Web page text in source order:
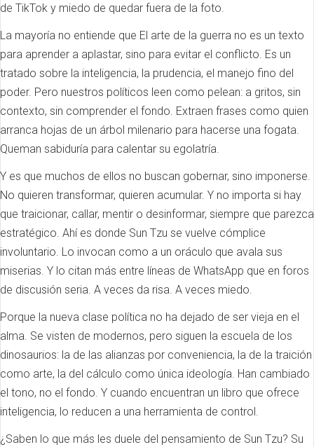
de TikTok y miedo de quedar fuera de la foto.
La mayoría no entiende que El arte de la guerra no es un texto
para aprender a aplastar, sino para evitar el conflicto. Es un
tratado sobre la inteligencia, la prudencia, el manejo fino del
poder. Pero nuestros políticos leen como pelean: a gritos, sin
contexto, sin comprender el fondo. Extraen frases como quien
arranca hojas de un árbol milenario para hacerse una fogata.
Queman sabiduría para calentar su egolatría.
Y es que muchos de ellos no buscan gobernar, sino imponerse.
No quieren transformar, quieren acumular. Y no importa si hay
que traicionar, callar, mentir o desinformar, siempre que parezca
estratégico. Ahí es donde Sun Tzu se vuelve cómplice
involuntario. Lo invocan como a un oráculo que avala sus
miserias. Y lo citan más entre líneas de WhatsApp que en foros
de discusión seria. A veces da risa. A veces miedo.
Porque la nueva clase política no ha dejado de ser vieja en el
alma. Se visten de modernos, pero siguen la escuela de los
dinosaurios: la de las alianzas por conveniencia, la de la traición
como arte, la del cálculo como única ideología. Han cambiado
el tono, no el fondo. Y cuando encuentran un libro que ofrece
inteligencia, lo reducen a una herramienta de control.
¿Saben lo que más les duele del pensamiento de Sun Tzu? Su